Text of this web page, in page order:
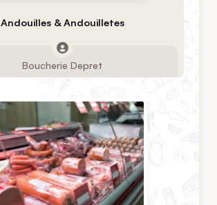
Andouilles & Andouilletes
Boucherie Depret